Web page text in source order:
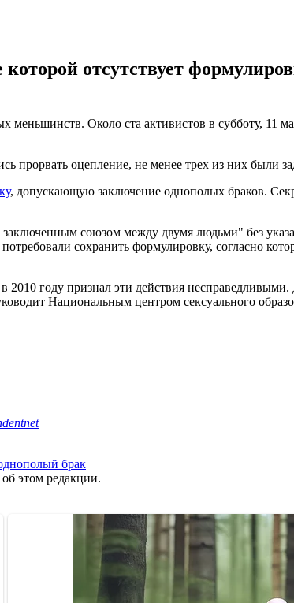
отсутствует
Около ста активистов в субботу, 11
прорвать оцепление, не менее трех из них были
, допускающую заключение однополых браков.
заключенным союзом между двумя людьми" без
сохранить формулировку, согласно
году признал эти действия
Национальным центром сексуального
брак
этом редакции.